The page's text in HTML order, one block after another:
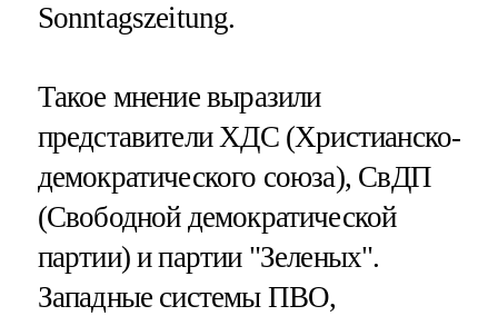
Sonntagszeitung.
Такое мнение выразили
представители ХДС (Христианско-
демократического союза), СвДП
(Свободной демократической
партии) и партии "Зеленых".
Западные системы ПВО,